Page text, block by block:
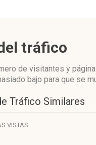
tráfico
de visitantes y
bajo para que se
Tráfico Similares
VISTAS